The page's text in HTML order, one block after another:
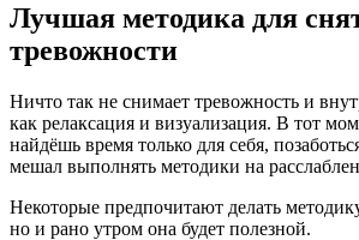
Лучшая методика для
тревожности
Ничто так не снимает тревожность и
как релаксация и визуализация. В тот
найдёшь время только для себя,
мешал выполнять методики на
Некоторые предпочитают делать
но и рано утром она будет полезной.